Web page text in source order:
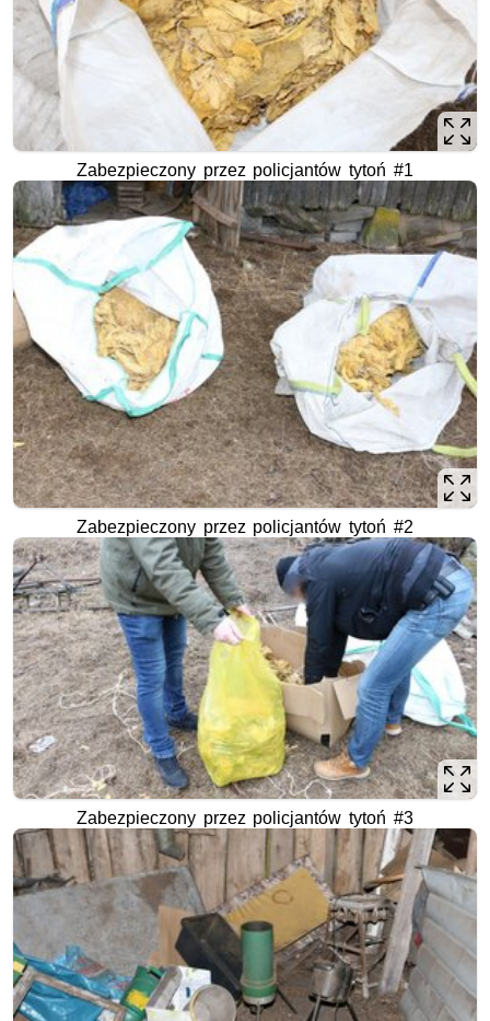
Zabezpieczony przez policjantów tytoń #1
Zabezpieczony przez policjantów tytoń #2
Zabezpieczony przez policjantów tytoń #3